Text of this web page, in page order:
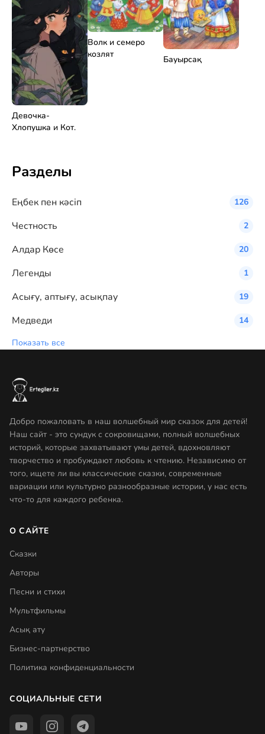
Девочка-
Хлопушка и Кот.
Волк и семеро
козлят
Бауырсақ
Разделы
Eңбек пен кәсіп 126
Честность 2
Алдар Көсе 20
Легенды 1
Асығу, аптығу, асықпау 19
Медведи
14
Показать все
Добро пожаловать в наш волшебный мир сказок для детей!
Наш сайт - это сундук с сокровищами, полный волшебных
историй, которые захватывают умы детей, вдохновляют
творчество и пробуждают любовь к чтению. Независимо от
того, ищете ли вы классические сказки, современные
вариации или культурно разнообразные истории, у нас есть
что-то для каждого ребенка.
О САЙТЕ
Сказки
Авторы
Песни и стихи
Мультфильмы
Асық ату
Бизнес-партнерство
Политика конфиденциальности
СОЦИАЛЬНЫЕ СЕТИ